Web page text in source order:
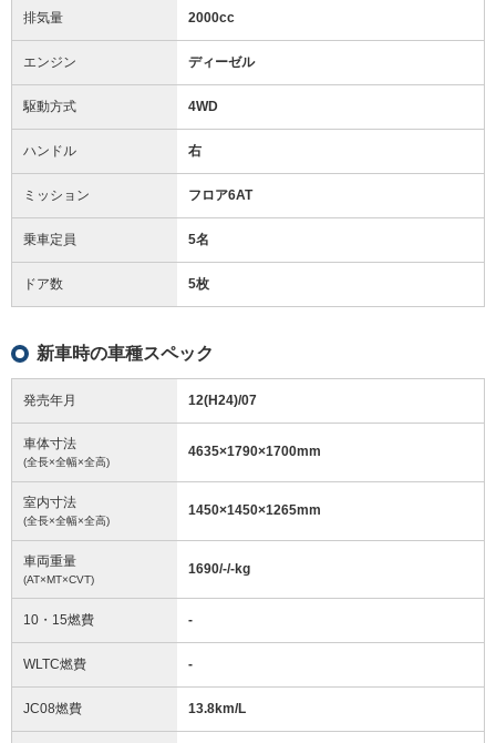
排気量 2000cc
エンジン ディーゼル
駆動方式 4WD
ハンドル 右
ミッション フロア6AT
乗車定員 5名
ドア数 5枚
新車時の車種スペック
発売年月 12(H24)/07
車体寸法
(全長×全幅×全高)
4635×1790×1700mm
室内寸法
(全長×全幅×全高)
1450×1450×1265mm
車両重量
(AT×MT×CVT)
1690/-/-kg
10・15燃費 -
WLTC燃費 -
JC08燃費 13.8km/L